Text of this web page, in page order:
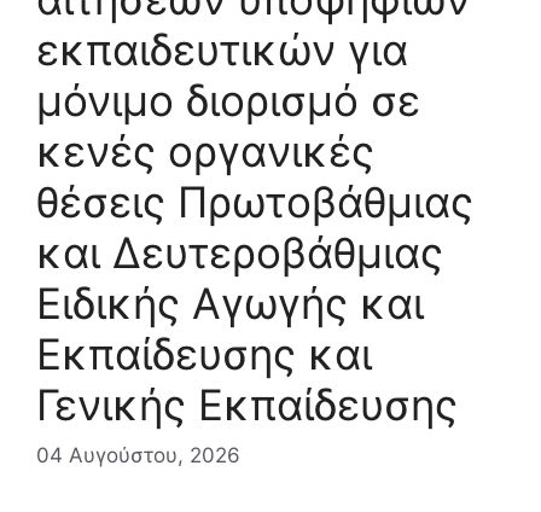
εκπαιδευτικών για
μόνιμο διορισμό σε
κενές οργανικές
θέσεις Πρωτοβάθμιας
και Δευτεροβάθμιας
Ειδικής Αγωγής και
Εκπαίδευσης και
Γενικής Εκπαίδευσης
04 Αυγούστου, 2026